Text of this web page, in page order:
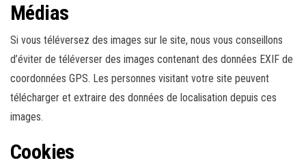
Médias
Si vous téléversez des images sur le site, nous vous conseillons
d’éviter de téléverser des images contenant des données EXIF de
coordonnées GPS. Les personnes visitant votre site peuvent
télécharger et extraire des données de localisation depuis ces
images.
Cookies